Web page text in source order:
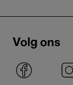
Volg ons